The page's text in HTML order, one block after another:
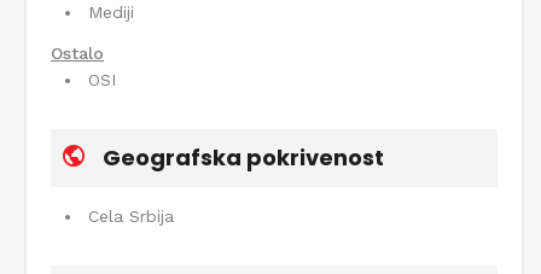
Mediji
Ostalo
OSI
Geografska pokrivenost
Cela Srbija